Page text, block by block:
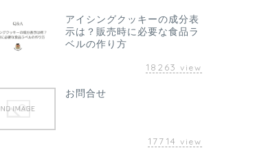
アイシングクッキーの成分表
示は？販売時に必要な食品ラ
ベルの作り方
18263 view
お問合せ
17714 view